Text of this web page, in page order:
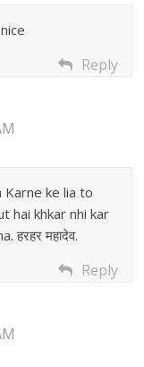
Reply
ke lia to
hai khkar nhi kar
हरहर महादेव.
Reply